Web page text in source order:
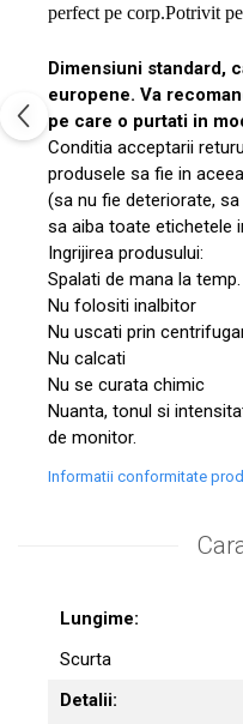
perfect pe corp.Potrivit
Dimensiuni standard,
europene. Va
pe care o purtati in
Conditia acceptarii
produsele sa fie in
(sa nu fie deteriorate,
sa aiba toate etichetele
Ingrijirea produsului:
Spalati de mana la
Nu folositi inalbitor
Nu uscati prin
Nu calcati
Nu se curata chimic
Nuanta, tonul si
de monitor.
Informatii conformitate
Lungime:
Scurta
Detalii: